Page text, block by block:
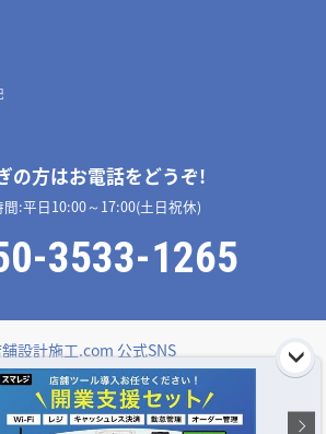
の方はお電話をどうぞ!
間:平日10:00～17:00(土日祝休)
3533-1265
設計施工.com 公式SNS